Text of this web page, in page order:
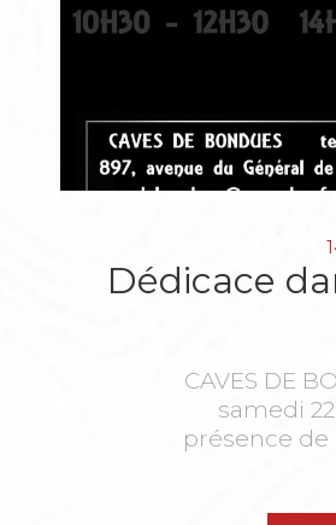
Dédicace
CAVES DE
samedi
présence de